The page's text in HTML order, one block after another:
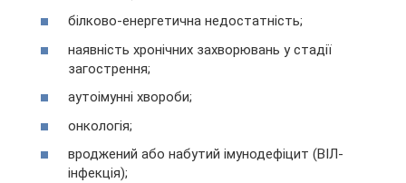
білково-енергетична недостатність;
наявність хронічних захворювань у стадії
загострення;
аутоімунні хвороби;
онкологія;
вроджений або набутий імунодефіцит (ВІЛ-
інфекція);